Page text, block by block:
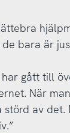
bara är
gått till
När
störd av